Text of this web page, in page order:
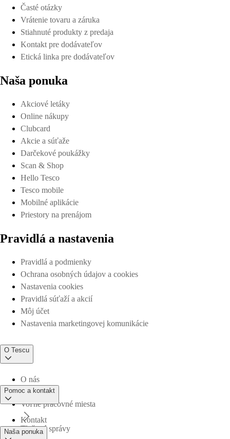
Časté otázky
Vrátenie tovaru a záruka
Stiahnuté produkty z predaja
Kontakt pre dodávateľov
Etická linka pre dodávateľov
Naša ponuka
Akciové letáky
Online nákupy
Clubcard
Akcie a súťaže
Darčekové poukážky
Scan & Shop
Hello Tesco
Tesco mobile
Mobilné aplikácie
Priestory na prenájom
Pravidlá a nastavenia
Pravidlá a podmienky
Ochrana osobných údajov a cookies
Nastavenia cookies
Pravidlá súťaží a akcií
Môj účet
Nastavenia marketingovej komunikácie
O Tescu
O nás
Voľné pracovné miesta
Tlačové správy
Pomoc a kontakt
Kontakt
Naša ponuka